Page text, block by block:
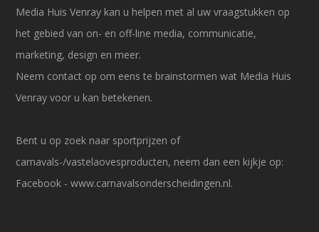
Media Huis Venray kan u helpen met al uw vraagstukken op
het gebied van on- en off-line media, communicatie,
marketing, design en meer.
Neem contact op om eens te brainstormen wat Media Huis
Venray voor u kan betekenen.
Bent u op zoek naar sportprijzen of
carnavals-/vastelaovesproducten, neem dan een kijkje op:
Facebook -www.carnavalsonderscheidingen.nl.